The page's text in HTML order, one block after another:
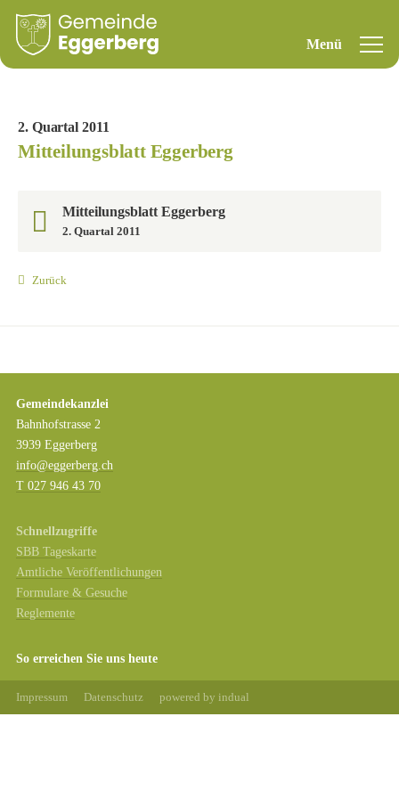
2. Quartal 2011
Mitteilungsblatt Eggerberg
Mitteilungsblatt Eggerberg
2. Quartal 2011
Zurück
Gemeindekanzlei
Bahnhofstrasse 2
3939 Eggerberg
info@eggerberg.ch
T 027 946 43 70
Schnellzugriffe
SBB Tageskarte
Amtliche Veröffentlichungen
Formulare & Gesuche
Reglemente
So erreichen Sie uns heute
Impressum Datenschutz powered by indual